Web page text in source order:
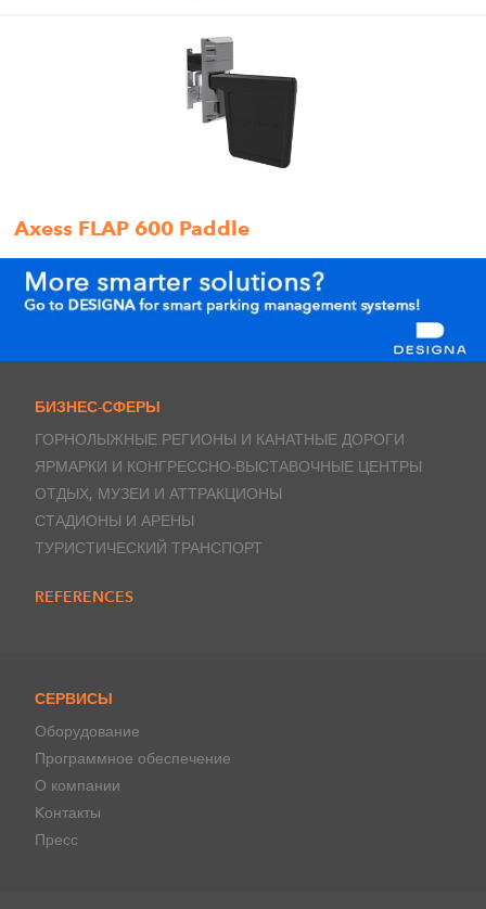
Axess FLAP 600 Paddle
БИЗНЕС-СФЕРЫ
ГОРНОЛЫЖНЫЕ РЕГИОНЫ И КАНАТНЫЕ ДОРОГИ
ЯРМАРКИ И КОНГРЕССНО-ВЫСТАВОЧНЫЕ ЦЕНТРЫ
ОТДЫХ, МУЗЕИ И АТТРАКЦИОНЫ
СТАДИОНЫ И АРЕНЫ
ТУРИСТИЧЕСКИЙ ТРАНСПОРТ
REFERENCES
СЕРВИСЫ
Оборудование
Программное обеспечение
О компании
Kонтакты
Пресс